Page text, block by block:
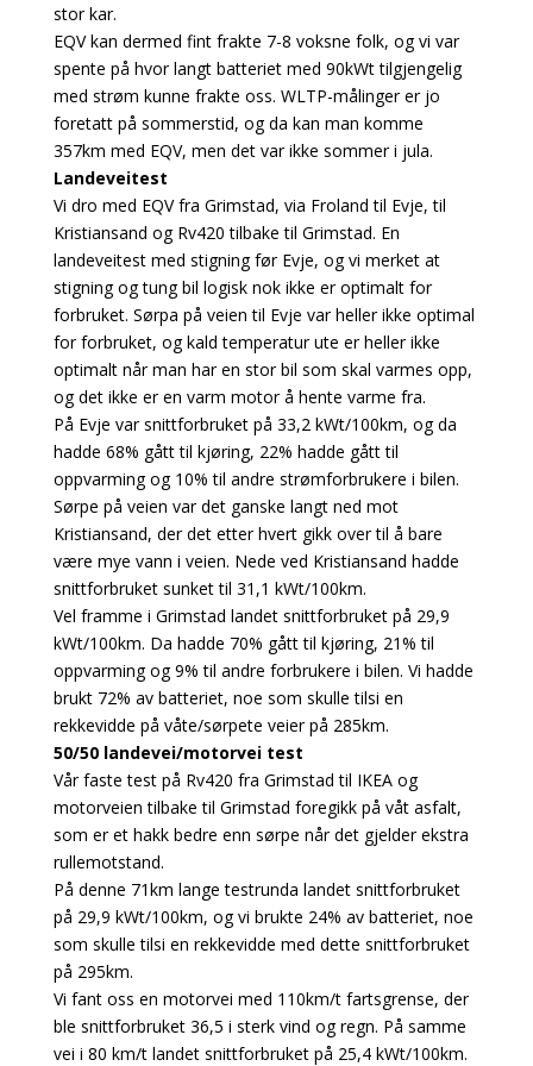
stor kar.
EQV kan dermed fint frakte 7-8 voksne folk, og vi var
spente på hvor langt batteriet med 90kWt tilgjengelig
med strøm kunne frakte oss. WLTP-målinger er jo
foretatt på sommerstid, og da kan man komme
357km med EQV, men det var ikke sommer i jula.
Landeveitest
Vi dro med EQV fra Grimstad, via Froland til Evje, til
Kristiansand og Rv420 tilbake til Grimstad. En
landeveitest med stigning før Evje, og vi merket at
stigning og tung bil logisk nok ikke er optimalt for
forbruket. Sørpa på veien til Evje var heller ikke optimal
for forbruket, og kald temperatur ute er heller ikke
optimalt når man har en stor bil som skal varmes opp,
og det ikke er en varm motor å hente varme fra.
På Evje var snittforbruket på 33,2 kWt/100km, og da
hadde 68% gått til kjøring, 22% hadde gått til
oppvarming og 10% til andre strømforbrukere i bilen.
Sørpe på veien var det ganske langt ned mot
Kristiansand, der det etter hvert gikk over til å bare
være mye vann i veien. Nede ved Kristiansand hadde
snittforbruket sunket til 31,1 kWt/100km.
Vel framme i Grimstad landet snittforbruket på 29,9
kWt/100km. Da hadde 70% gått til kjøring, 21% til
oppvarming og 9% til andre forbrukere i bilen. Vi hadde
brukt 72% av batteriet, noe som skulle tilsi en
rekkevidde på våte/sørpete veier på 285km.
50/50 landevei/motorvei test
Vår faste test på Rv420 fra Grimstad til IKEA og
motorveien tilbake til Grimstad foregikk på våt asfalt,
som er et hakk bedre enn sørpe når det gjelder ekstra
rullemotstand.
På denne 71km lange testrunda landet snittforbruket
på 29,9 kWt/100km, og vi brukte 24% av batteriet, noe
som skulle tilsi en rekkevidde med dette snittforbruket
på 295km.
Vi fant oss en motorvei med 110km/t fartsgrense, der
ble snittforbruket 36,5 i sterk vind og regn. På samme
vei i 80 km/t landet snittforbruket på 25,4 kWt/100km.